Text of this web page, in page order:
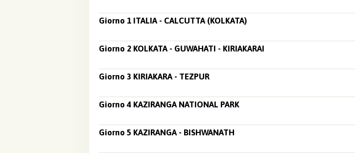
Giorno 1 ITALIA - CALCUTTA (KOLKATA)
Giorno 2 KOLKATA - GUWAHATI - KIRIAKARAI
Giorno 3 KIRIAKARA - TEZPUR
Giorno 4 KAZIRANGA NATIONAL PARK
Giorno 5 KAZIRANGA - BISHWANATH